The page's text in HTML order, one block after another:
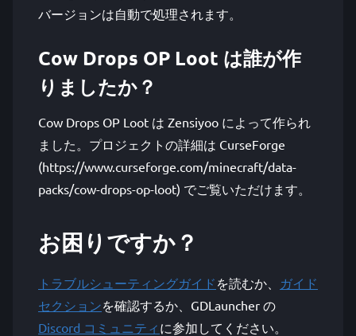
バージョンは自動で処理されます。
Cow Drops OP Loot は誰が作
りましたか？
Cow Drops OP Loot は Zensiyoo によって作られ
ました。プロジェクトの詳細は CurseForge
(https://www.curseforge.com/minecraft/data-
packs/cow-drops-op-loot) でご覧いただけます。
お困りですか？
トラブルシューティングガイド を読むか、 ガイド
セクションを確認するか、GDLauncher の
Discord コミュニティ に参加してください。